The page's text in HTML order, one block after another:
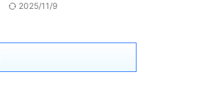
2025/11/9